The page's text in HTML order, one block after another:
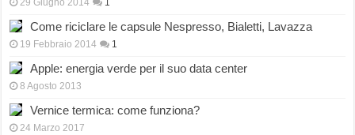
29 Giugno 2014 1
Come riciclare le capsule Nespresso, Bialetti, Lavazza
19 Febbraio 2014 1
Apple: energia verde per il suo data center
8 Agosto 2013
Vernice termica: come funziona?
24 Marzo 2017